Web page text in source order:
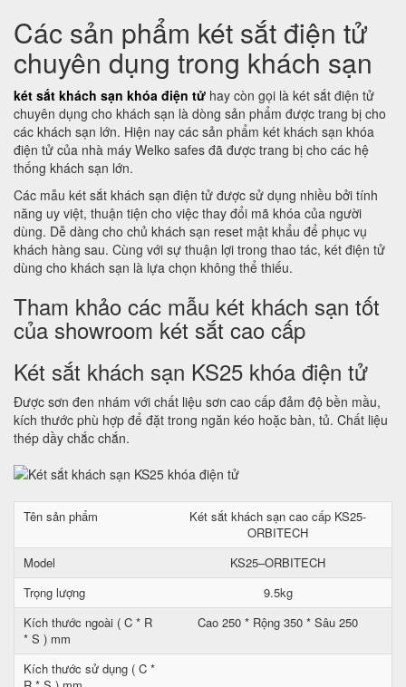
Các sản phẩm két sắt điện tử
chuyên dụng trong khách sạn
két sắt khách sạn khóa điện tử hay còn gọi là két sắt điện tử
chuyên dụng cho khách sạn là dòng sản phẩm được trang bị cho
các khách sạn lớn. Hiện nay các sản phẩm két khách sạn khóa
điện tử của nhà máy Welko safes đã được trang bị cho các hệ
thống khách sạn lớn.
Các mẫu két sắt khách sạn điện tử được sử dụng nhiều bởi tính
năng uy việt, thuận tiện cho việc thay đổi mã khóa của người
dùng. Dễ dàng cho chủ khách sạn reset mật khẩu để phục vụ
khách hàng sau. Cùng với sự thuận lợi trong thao tác, két điện tử
dùng cho khách sạn là lựa chọn không thể thiếu.
Tham khảo các mẫu két khách sạn tốt
của showroom két sắt cao cấp
Két sắt khách sạn KS25 khóa điện tử
Được sơn đen nhám với chất liệu sơn cao cấp đảm độ bền mầu,
kích thước phù hợp để đặt trong ngăn kéo hoặc bàn, tủ. Chất liệu
thép dầy chắc chắn.
Tên sản phẩm
Két sắt khách sạn cao cấp KS25-
ORBITECH
Model
KS25–ORBITECH
Trọng lượng
9.5kg
Kích thước ngoài ( C * R
* S ) mm
Cao 250 * Rộng 350 * Sâu 250
Kích thước sử dụng ( C *